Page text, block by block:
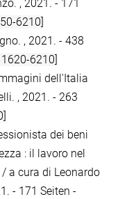
, 2021. - 171
6210]
, 2021. - 438
1620-6210]
dell'Italia
, 2021. - 263
dei beni
: il lavoro nel
a cura di Leonardo
- 171 Seiten -